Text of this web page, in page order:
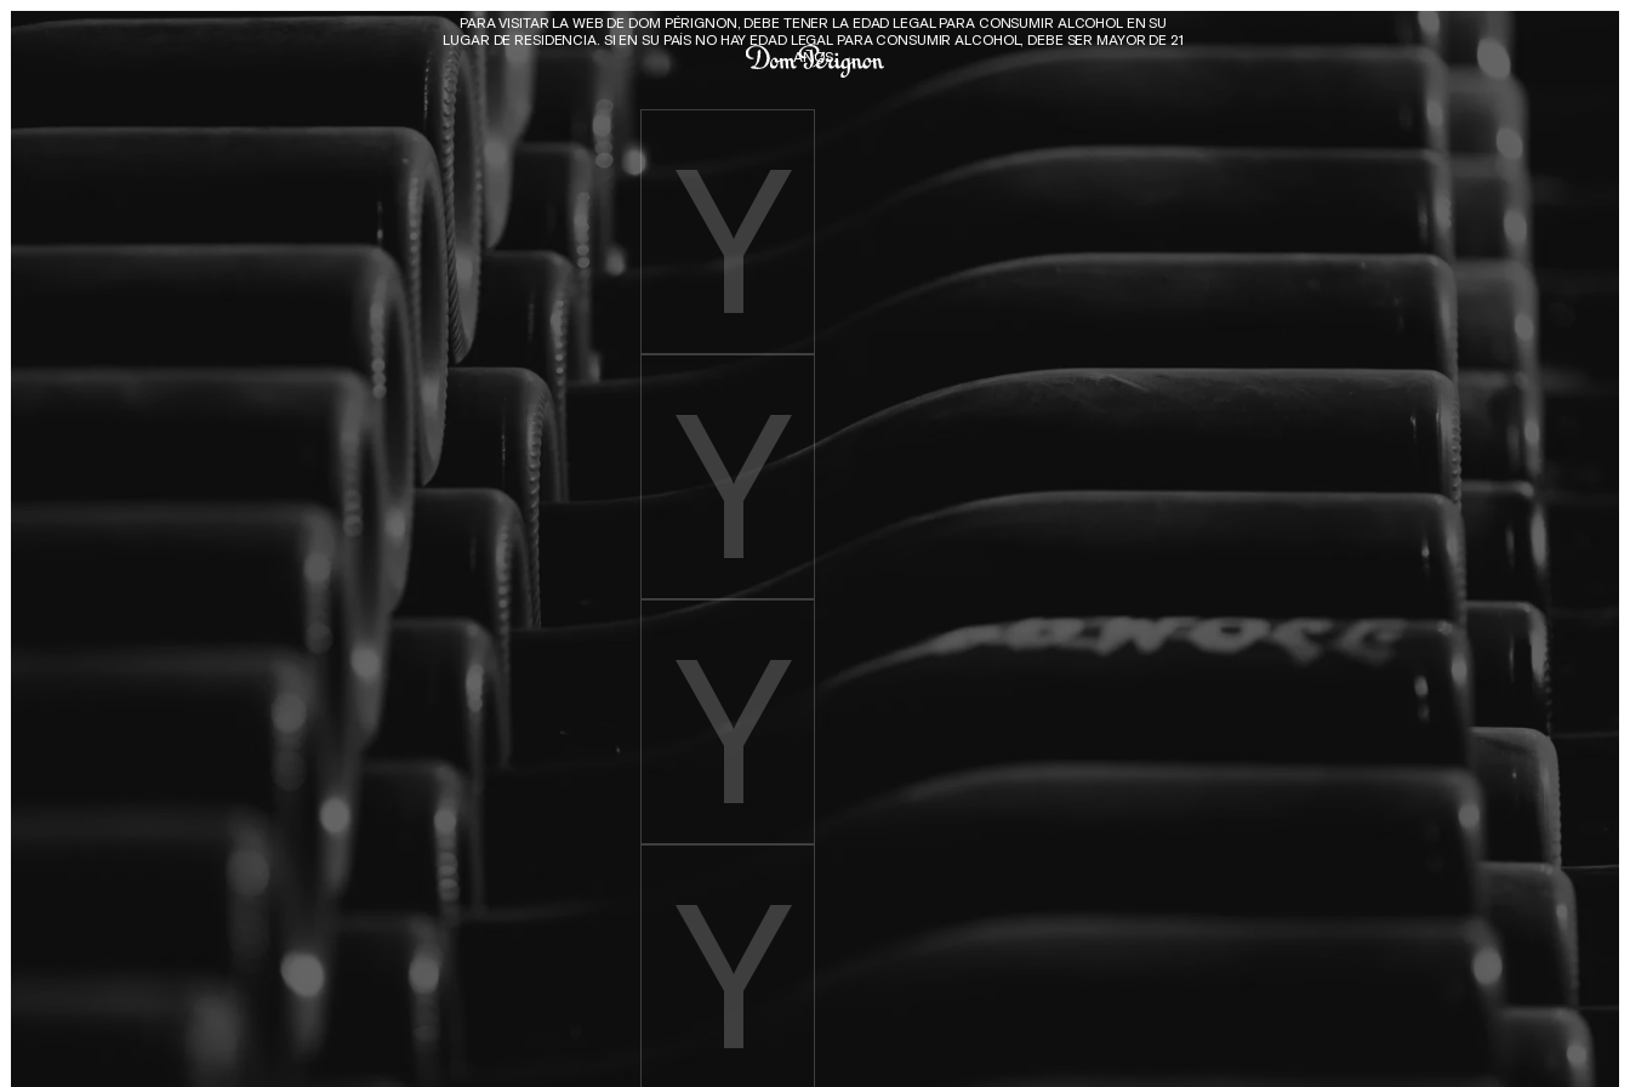
Skip to main content
Dom Pérignon
PARA VISITAR LA WEB DE DOM PÉRIGNON, DEBE TENER LA EDAD LEGAL PARA CONSUMIR ALCOHOL EN SU
LUGAR DE RESIDENCIA. SI EN SU PAÍS NO HAY EDAD LEGAL PARA CONSUMIR ALCOHOL, DEBE SER MAYOR DE 21
AÑOS.